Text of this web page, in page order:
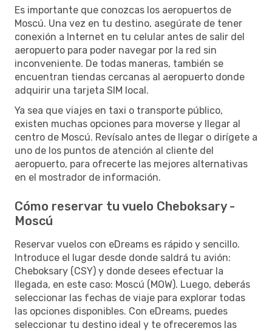
Es importante que conozcas los aeropuertos de
Moscú. Una vez en tu destino, asegúrate de tener
conexión a Internet en tu celular antes de salir del
aeropuerto para poder navegar por la red sin
inconveniente. De todas maneras, también se
encuentran tiendas cercanas al aeropuerto donde
adquirir una tarjeta SIM local.
Ya sea que viajes en taxi o transporte público,
existen muchas opciones para moverse y llegar al
centro de Moscú. Revísalo antes de llegar o dirígete a
uno de los puntos de atención al cliente del
aeropuerto, para ofrecerte las mejores alternativas
en el mostrador de información.
Cómo reservar tu vuelo Cheboksary -
Moscú
Reservar vuelos con eDreams es rápido y sencillo.
Introduce el lugar desde donde saldrá tu avión:
Cheboksary (CSY) y donde desees efectuar la
llegada, en este caso: Moscú (MOW). Luego, deberás
seleccionar las fechas de viaje para explorar todas
las opciones disponibles. Con eDreams, puedes
seleccionar tu destino ideal y te ofreceremos las